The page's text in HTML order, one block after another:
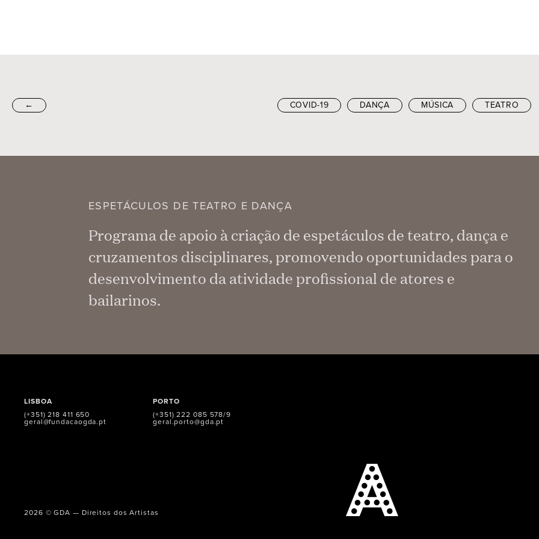
← COVID-19 DANÇA MÚSICA TEATRO
ESPETÁCULOS DE TEATRO E DANÇA
Programa de apoio à criação de espetáculos de teatro, dança e
cruzamentos disciplinares, promovendo oportunidades para o
desenvolvimento da atividade profissional de atores e
bailarinos.
LISBOA
(+351) 218 411 650
geral@fundacaogda.pt
PORTO
(+351) 222 085 578/9
geral.porto@gda.pt
2026 © GDA — Direitos dos Artistas